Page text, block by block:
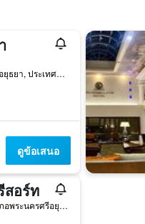
ถนนอู่ทอง หมู่4, ประตูชัย อยุธยา, อยุธยา, ประเทศไทย
ดูข้อเสนอ
สอร์ท
139/1-2 หมู่ 2 ตำบลบ้านแก้ว อำเภอพระนครศรีอยุธยา อยุธยา, อยุธยา, ประเทศไทย